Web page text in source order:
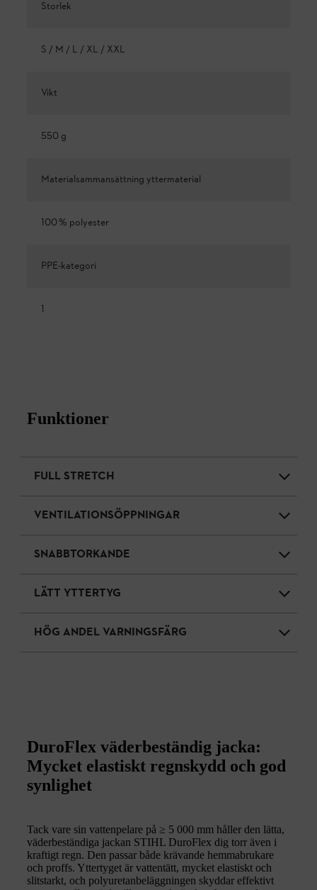
Storlek
S / M / L / XL / XXL
Vikt
550 g
Materialsammansättning yttermaterial
100 % polyester
PPE-kategori
1
Funktioner
FULL STRETCH
VENTILATIONSÖPPNINGAR
SNABBTORKANDE
LÄTT YTTERTYG
HÖG ANDEL VARNINGSFÄRG
DuroFlex väderbeständig jacka:
Mycket elastiskt regnskydd och god
synlighet
Tack vare sin vattenpelare på ≥ 5 000 mm håller den lätta,
väderbeständiga jackan STIHL DuroFlex dig torr även i
kraftigt regn. Den passar både krävande hemmabrukare
och proffs. Yttertyget är vattentätt, mycket elastiskt och
slitstarkt, och polyuretanbeläggningen skyddar effektivt